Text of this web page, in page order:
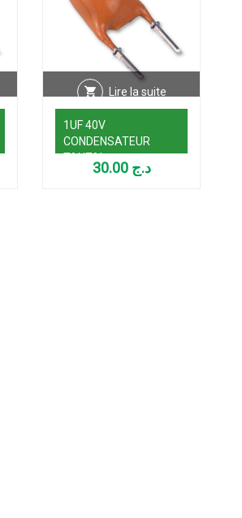
Lire la suite
1UF 40V
CONDENSATEUR
TANTAL
د.ج 30.00